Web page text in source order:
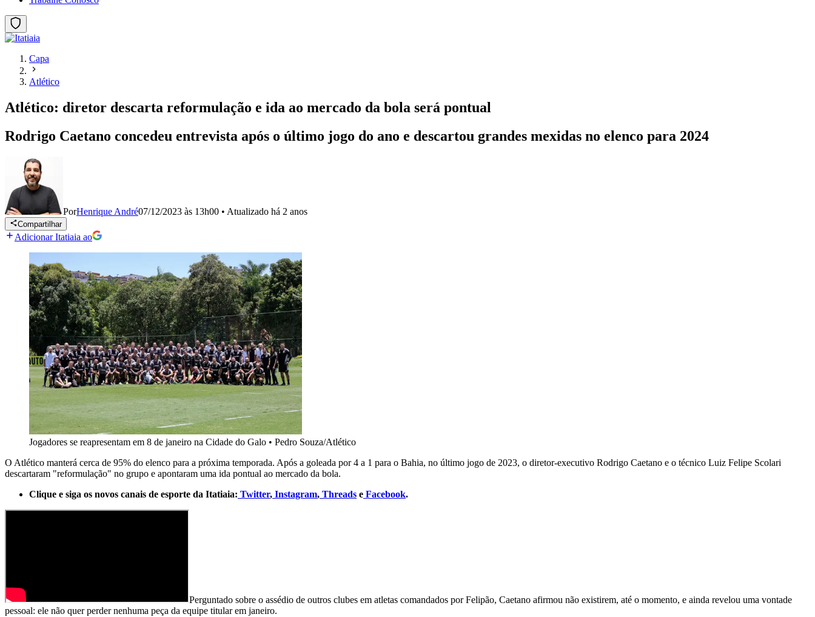
Capa
Atlético
Atlético: diretor descarta reformulação e ida ao mercado da bola será pontual
Rodrigo Caetano concedeu entrevista após o último jogo do ano e descartou grandes mexidas no elenco para 2024
PorHenrique André07/12/2023 às 13h00 • Atualizado há 2 anos
Compartilhar
Adicionar Itatiaia ao
Jogadores se reapresentam em 8 de janeiro na Cidade do Galo • Pedro Souza/Atlético
O Atlético manterá cerca de 95% do elenco para a próxima temporada. Após a goleada por 4 a 1 para o Bahia, no último jogo de 2023, o diretor-executivo Rodrigo Caetano e o técnico Luiz Felipe Scolari
descartaram "reformulação" no grupo e apontaram uma ida pontual ao mercado da bola.
Clique e siga os novos canais de esporte da Itatiaia: Twitter, Instagram, Threads e Facebook.
Perguntado sobre o assédio de outros clubes em atletas comandados por Felipão, Caetano afirmou não existirem, até o momento, e ainda revelou uma vontade
pessoal: ele não quer perder nenhuma peça da equipe titular em janeiro.